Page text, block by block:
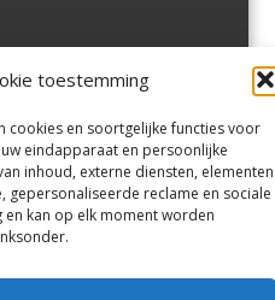
toestemming
cookies en soortgelijke functies voor
eindapparaat en persoonlijke
inhoud, externe diensten, elementen
gepersonaliseerde reclame en sociale
kan op elk moment worden
Velserbroek,Velsen-Zuid,
Zuid,Driehuisen
Spaarnwoude.